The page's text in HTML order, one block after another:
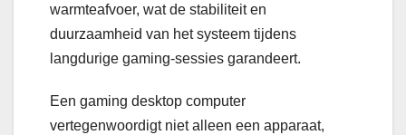
warmteafvoer, wat de stabiliteit en
duurzaamheid van het systeem tijdens
langdurige gaming-sessies garandeert.
Een gaming desktop computer
vertegenwoordigt niet alleen een apparaat,